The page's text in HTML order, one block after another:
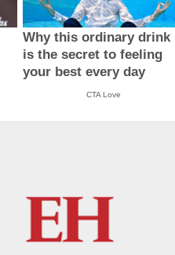
Why this ordinary drink
is the secret to feeling
your best every day
CTA Love